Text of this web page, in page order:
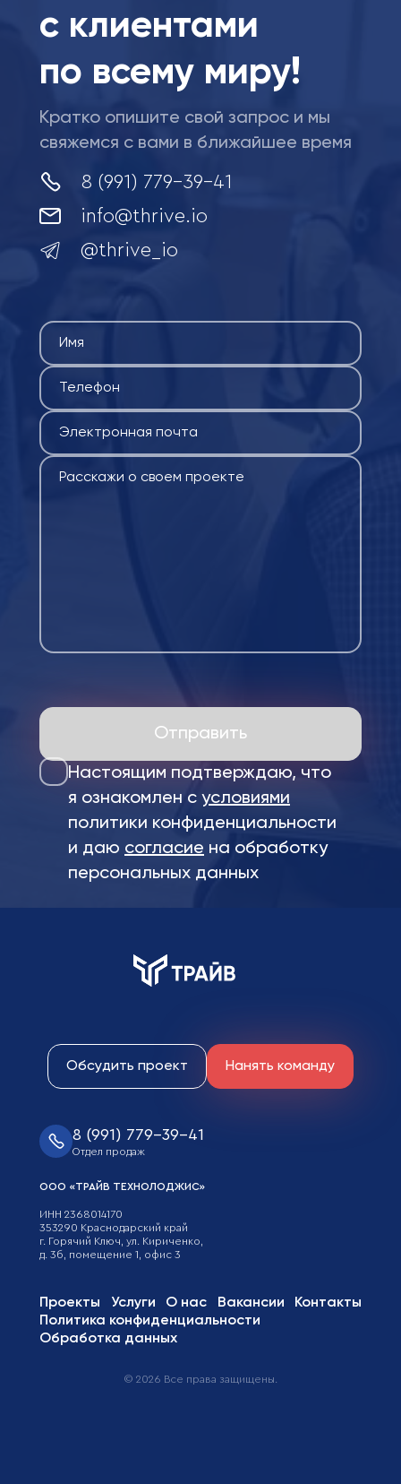
с клиентами
по всему миру!
Кратко опишите свой запрос и мы
свяжемся с вами в ближайшее время
8 (991) 779-39-41
info@thrive.io
@thrive_io
Отправить
Настоящим подтверждаю, что
я ознакомлен с условиями
политики конфиденциальности
и даю согласие на обработку
персональных данных
© 2026 Все права защищены.
Проекты Услуги О нас Вакансии
Контакты
Политика конфиденциальности
Обработка данных
8 (991) 779-39-41
Отдел продаж
ООО «ТРАЙВ ТЕХНОЛОДЖИС»
ИНН 2368014170
353290 Краснодарский край
г. Горячий Ключ, ул. Кириченко,
д. 3б, помещение 1, офис 3
Обсудить проект Нанять команду